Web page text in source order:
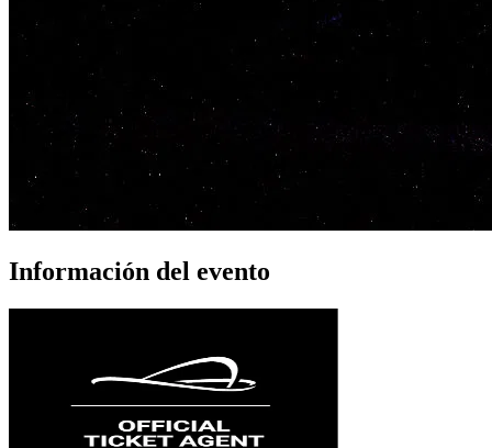
Información del evento